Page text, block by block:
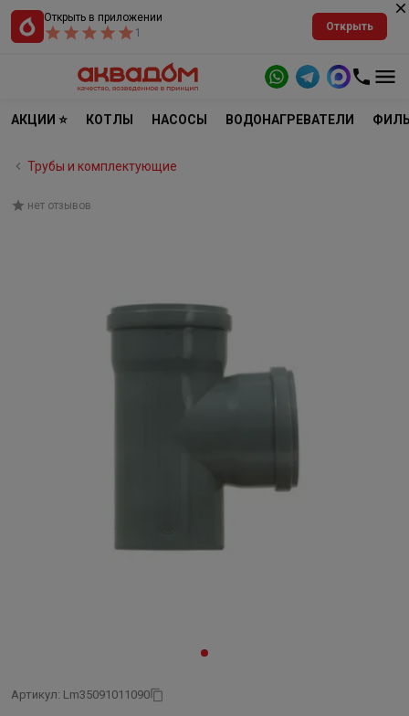
Открыть в приложении
1
Открыть
АКЦИИ ⭐ КОТЛЫ НАСОСЫ ВОДОНАГРЕВАТЕЛИ
Трубы и комплектующие
нет отзывов
Артикул: Lm35091011090